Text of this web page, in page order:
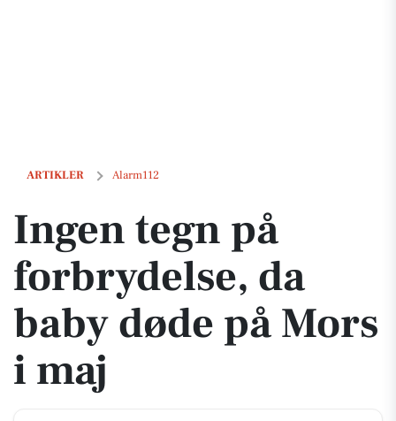
ARTIKLER Alarm112
Ingen tegn på forbrydelse, da baby døde på Mors i maj
Ingen tegn på
forbrydelse, da
baby døde på Mors
i maj